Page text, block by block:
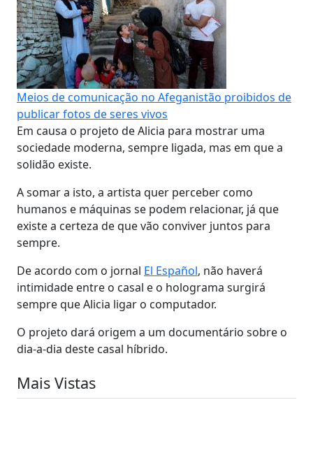
Meios de comunicação no Afeganistão proibidos de
publicar fotos de seres vivos
Em causa o projeto de Alicia para mostrar uma
sociedade moderna, sempre ligada, mas em que a
solidão existe.
A somar a isto, a artista quer perceber como
humanos e máquinas se podem relacionar, já que
existe a certeza de que vão conviver juntos para
sempre.
De acordo com o jornal El Español, não haverá
intimidade entre o casal e o holograma surgirá
sempre que Alicia ligar o computador.
O projeto dará origem a um documentário sobre o
dia-a-dia deste casal híbrido.
Mais Vistas